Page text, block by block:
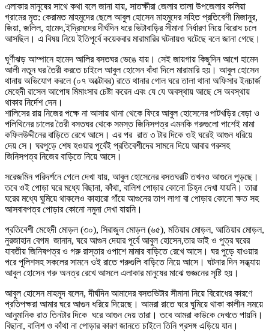
এলাকার মানুষের সাথে কথা বলে জানা যায়, সাতক্ষীরা জেলার তালা উপজেলার কলিয়া
গ্রামের মৃত: কেরামত মাহমুদের ছেলে আবুল হোসেন মাহমুদের সহিত প্রতিবেশী মিজানুর,
জিয়া, জলিল, হামেদ,ইদ্রিসদের দীর্ঘদিন ধরে ভিটাবাড়ির সীমানা নির্ধারণ নিয়ে বিরোধ চলে
আসছিল। এ বিষয় নিয়ে ইতিপূর্বে কয়েকবার মারামারির ঘটনায়ও ঘটেছে বলে জানা গেছে।
ঘূর্ণীঝড় আম্পানে হামেদ আলির বসতঘর ভেঙে যায়। সেই জায়গায় কিছুদিন আগে হামেদ
আলী নতুন ঘর তৈরী করতে চাইলে আবুল হোসেন বাঁধা দিলে মারামারি হয়। আবুল হোসেন
থানায় অভিযোগ করলে (০৭ অক্টোবর) রাতে থানার গোল ঘরে তালা থানা অফিসার ইনচার্জ
মেহেদী রাসেল আপোষ মিমাংসার চেষ্টা করেন এবং যে যে অবস্থায় আছে সে অবস্থায়
থাকার নির্দেশ দেন।
শালিসের রায় নিজের পক্ষে না আসায় থানা থেকে ফিরে আবুল হোসেনের পাটখড়ির বেড়া ও
পলিথিনের চালের তৈরী বসতঘর থেকে সমস্ত জিনিসপত্র এমনকি গরুগুলো পাশেই মামা
কফিলউদ্দীনের বাড়িতে রেখে আসে। এর পর রাত ৩ টার দিকে ওই ঘরেই আগুন ধরিয়ে
দেয় সে। ঘরপুড়ে শেষ হওয়ার পূর্বেই প্রতিবেশীদের সামনে দিয়ে আবার গরুসহ
জিনিসপত্র নিজের বাড়িতে নিয়ে আসে।
সরেজমিন পরিদর্শনে গেলে দেখা যায়, আবুল হোসেনের বসতঘরটি তখনও আগুনে পুড়ছে।
তবে ওই পোড়া ঘরে মধ্যে বিছানা, কাঁথা, বালিশ পোড়ার কোনো চিহ্ন দেখা যায়নি। তারা
ঘরের মধ্যে ঘুমিয়ে থাকলেও কাহারো গাঁয়ে আগুনের তাপ লাগা বা পোড়ার কোনো ক্ষত সহ
আসবাবপত্র পোড়ার কোনো নমুনা দেখা যায়নি।
প্রতিবেশী মেহেদী মোড়ল (৩০), সিরাজুল মোড়ল (৬৫), মতিয়ার মোড়ল, আতিয়ার মোড়ল,
নুরজাহান বেগম জানান, ঘরে আগুন দেয়ার পূর্বে আবুল হোসেন,তার ভাই ও পুত্র ঘরের
যাবতীয় জিনিষপত্র ও গরু রাস্তার ওপাশে মামার বাড়িতে রেখে আসে। ঘর পুড়ে যাওয়ার
পরে পুলিশসহ সকলের সামনে ওই রাতে গরুগুলি বাড়িতে নিয়ে আসে। ঘটনার দিন সন্ধ্যায়
আবুল হোসেন গরু অনত্র রেখে আসলে এলাকার মানুষের মাঝে গুজ্ঞনের সৃষ্টি হয়।
আবুল হোসেন মাহমুদ বলেন, দীর্ঘদিন আমাদের বসতভিটার সীমানা নিয়ে বিরোধের কারণে
প্রতিপক্ষরা আমার ঘরে আগুন ধরিয়ে দিয়েছে। আমরা রাতে ঘরে ঘুমিয়ে থাকা কালীন সময়ে
আনুমানিক রাত তিনটার দিকে ঘরে আগুন দেয় তারা। তবে আমরা কাউকে দেখতে পায়নি।
বিছানা, বালিশ ও কাঁথা না পোড়ার কারণ জানতে চাইলে তিনি প্রসঙ্গ এড়িয়ে যান।